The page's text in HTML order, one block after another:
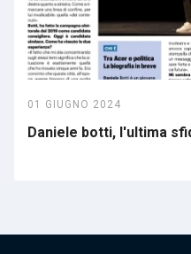
01 GIUGNO 2024
Daniele botti, l'ultima